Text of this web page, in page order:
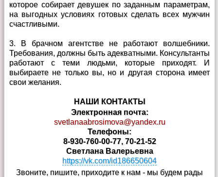
которое собирает девушек по заданным параметрам,
на выгодных условиях готовых сделать всех мужчин
счастливыми.
3. В брачном агентстве не работают волшебники.
Требования, должны быть адекватными. Консультанты
работают с теми людьми, которые приходят. И
выбираете не только вы, но и другая сторона имеет
свои желания.
НАШИ КОНТАКТЫ
Электронная почта:
svetlanaabrosimova@yandex.ru
Телефоны:
8-930-760-00-77, 70-21-52
Светлана Валерьевна
https://vk.com/id186650604
Звоните, пишите, приходите к нам - мы будем рады